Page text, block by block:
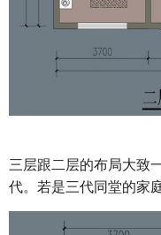
三层跟二层的布局大致
代。若是三代同堂的家